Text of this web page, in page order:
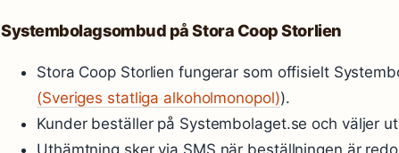
Systembolagsombud på Stora Coop Storlien
Stora Coop Storlien fungerar som offisielt
(Sveriges statliga alkoholmonopol)).
Kunder beställer på Systembolaget.se och väljer
Uthämtning sker via SMS när beställningen är